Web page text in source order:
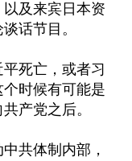
及来宾日本资
话节目。
死亡，或者习
时候有可能是
产党之后。
共体制内部，